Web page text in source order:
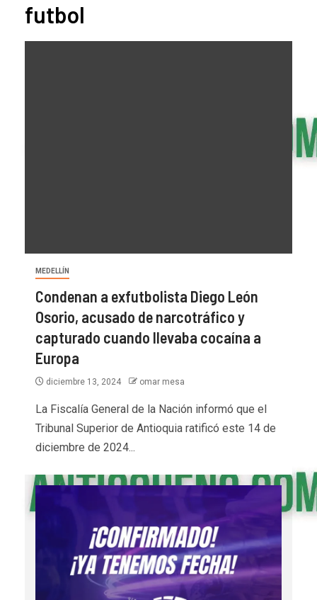
futbol
MEDELLÍN
Condenan a exfutbolista Diego León
Osorio, acusado de narcotráfico y
capturado cuando llevaba cocaína a
Europa
diciembre 13, 2024 omar mesa
La Fiscalía General de la Nación informó que el
Tribunal Superior de Antioquia ratificó este 14 de
diciembre de 2024...